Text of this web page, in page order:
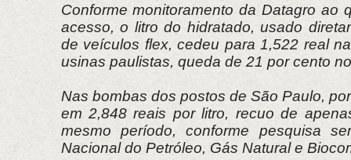
Conforme monitoramento da Datagro ao
acesso, o litro do hidratado, usado
de veículos flex, cedeu para 1,522 real
usinas paulistas, queda de 21 por cento
Nas bombas dos postos de São Paulo,
em 2,848 reais por litro, recuo de
mesmo período, conforme pesquisa
Nacional do Petróleo, Gás Natural e